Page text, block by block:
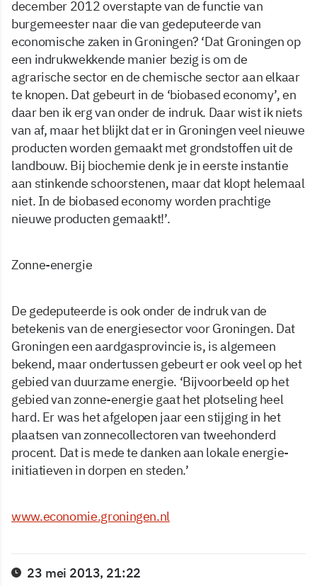
december 2012 overstapte van de functie van
burgemeester naar die van gedeputeerde van
economische zaken in Groningen? ‘Dat Groningen op
een indrukwekkende manier bezig is om de
agrarische sector en de chemische sector aan elkaar
te knopen. Dat gebeurt in de ‘biobased economy’, en
daar ben ik erg van onder de indruk. Daar wist ik niets
van af, maar het blijkt dat er in Groningen veel nieuwe
producten worden gemaakt met grondstoffen uit de
landbouw. Bij biochemie denk je in eerste instantie
aan stinkende schoorstenen, maar dat klopt helemaal
niet. In de biobased economy worden prachtige
nieuwe producten gemaakt!’.
Zonne-energie
De gedeputeerde is ook onder de indruk van de
betekenis van de energiesector voor Groningen. Dat
Groningen een aardgasprovincie is, is algemeen
bekend, maar ondertussen gebeurt er ook veel op het
gebied van duurzame energie. ‘Bijvoorbeeld op het
gebied van zonne-energie gaat het plotseling heel
hard. Er was het afgelopen jaar een stijging in het
plaatsen van zonnecollectoren van tweehonderd
procent. Dat is mede te danken aan lokale energie-
initiatieven in dorpen en steden.’
www.economie.groningen.nl
23 mei 2013, 21:22